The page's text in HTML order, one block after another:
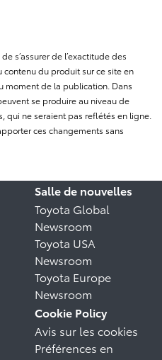
s’assurer de l’exactitude des
du produit sur ce site en
moment de la publication. Dans
se produire au niveau de
qui ne seraient pas reflétés en ligne.
ces changements sans
Salle de nouvelles
Toyota Global
Newsroom
Toyota USA
Newsroom
Toyota Europe
Newsroom
Cookie Policy
Avis sur les cookies
Préférences en